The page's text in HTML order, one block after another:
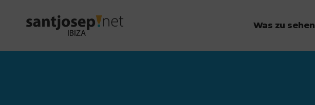
Was zu sehen